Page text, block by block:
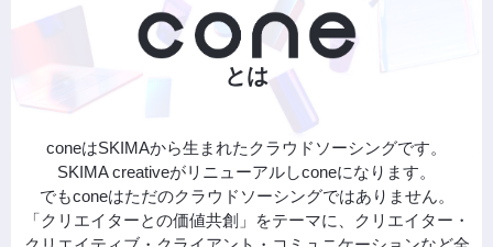
とは
coneはSKIMAから生まれたクラウドソーシングです。
SKIMA creativeがリニューアルしconeになります。
でもconeはただのクラウドソーシングではありません。
「クリエイターとの価値共創」をテーマに、クリエイター・